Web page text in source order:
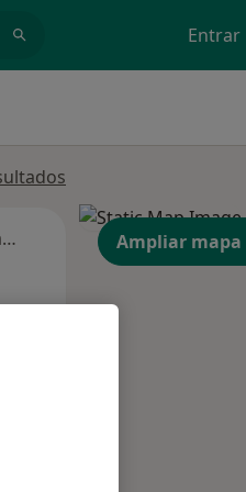
Entrar
Segunda-feira Qua
Ampliar mapa